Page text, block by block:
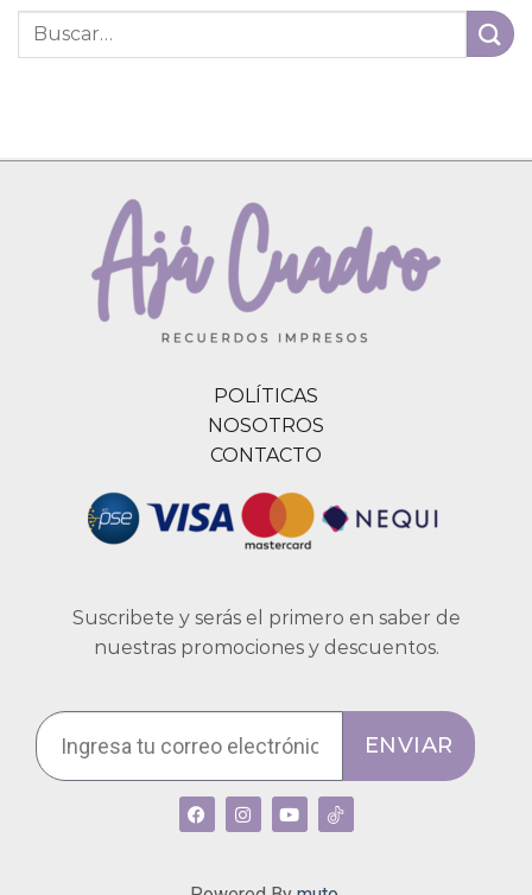
POLÍTICAS
NOSOTROS
CONTACTO
Suscribete y serás el primero en saber de
nuestras promociones y descuentos.
ENVIAR